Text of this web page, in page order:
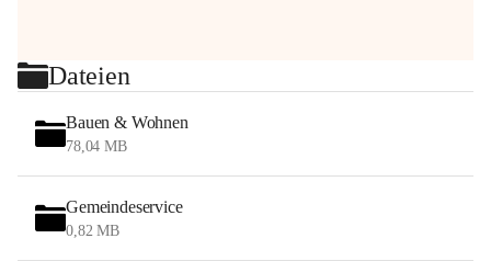
Dateien
Bauen & Wohnen
78,04 MB
Gemeindeservice
0,82 MB